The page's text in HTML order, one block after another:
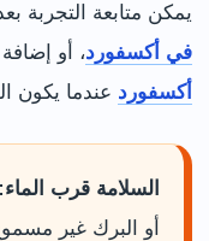
يمكن متابعة التجربة
في أكسفورد، أو
أكسفورد عندما يكون
السلامة قرب الماء:
أو البرك غير